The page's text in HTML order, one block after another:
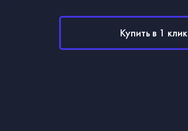
Купить в 1 клик